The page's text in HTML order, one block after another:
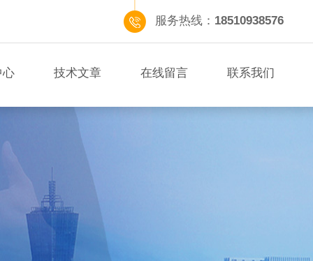
服务热线： 18510938576
心 技术文章 在线留言 联系我们